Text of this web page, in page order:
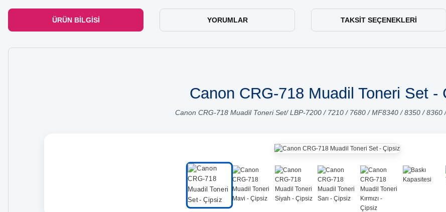
ÜRÜN BILGISI YORUMLAR TAKSIT SEÇENEKLERI
Canon CRG-718 Muadil Toneri Set -
Canon CRG-718 Muadil Toneri Set/ LBP-7200 / 7210 / 7680 / MF8340 / 8350 / 8360